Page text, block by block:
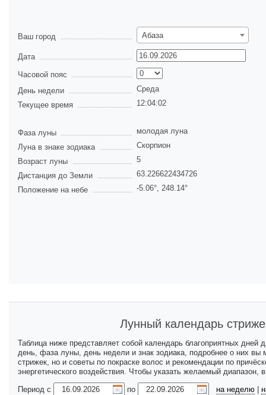
Ваш город Абаза
Дата
Часовой пояс
День недели
Среда
Текущее время
12:04:02
Фаза луны
молодая луна
Луна в знаке зодиака
Скорпион
Возраст луны
5
Дистанция до Земли
63.226622434726
Положение на небе
-5.06°, 248.14°
Лунный календарь
Таблица ниже представляет собой календарь благоприятных
день, фаза луны, день недели и знак зодиака, подробнее о них вы
стрижек, но и советы по покраске волос и рекомендации по
энергетического воздействия. Чтобы указать желаемый
Период с
по на неделю